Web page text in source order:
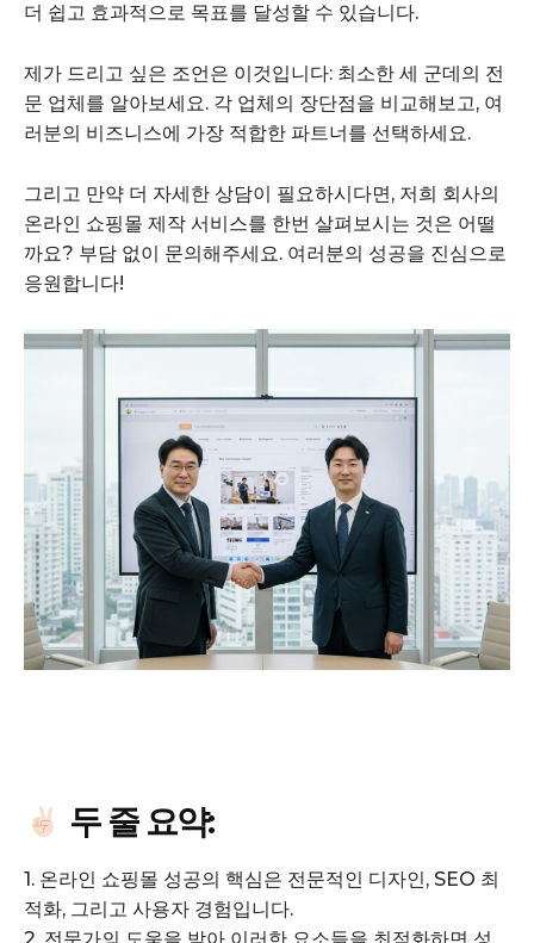
GB leader
더 쉽고 효과적으로 목표를 달성할 수 있습니다.
제가 드리고 싶은 조언은 이것입니다: 최소한 세 군데의 전
문 업체를 알아보세요. 각 업체의 장단점을 비교해보고, 여
러분의 비즈니스에 가장 적합한 파트너를 선택하세요.
그리고 만약 더 자세한 상담이 필요하시다면, 저희 회사의
온라인 쇼핑몰 제작 서비스를 한번 살펴보시는 것은 어떨
까요? 부담 없이 문의해주세요. 여러분의 성공을 진심으로
응원합니다!
두 줄 요약:
1. 온라인 쇼핑몰 성공의 핵심은 전문적인 디자인, SEO 최
적화, 그리고 사용자 경험입니다.